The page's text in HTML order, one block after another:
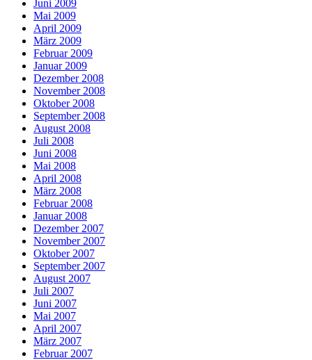
Juni 2009
Mai 2009
April 2009
März 2009
Februar 2009
Januar 2009
Dezember 2008
November 2008
Oktober 2008
September 2008
August 2008
Juli 2008
Juni 2008
Mai 2008
April 2008
März 2008
Februar 2008
Januar 2008
Dezember 2007
November 2007
Oktober 2007
September 2007
August 2007
Juli 2007
Juni 2007
Mai 2007
April 2007
März 2007
Februar 2007